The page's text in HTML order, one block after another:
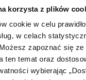
korzysta z plików
cookie w celu
w celach
zapoznać się ze
ten temat oraz
wybierając
damska
cena z 30 dni przed